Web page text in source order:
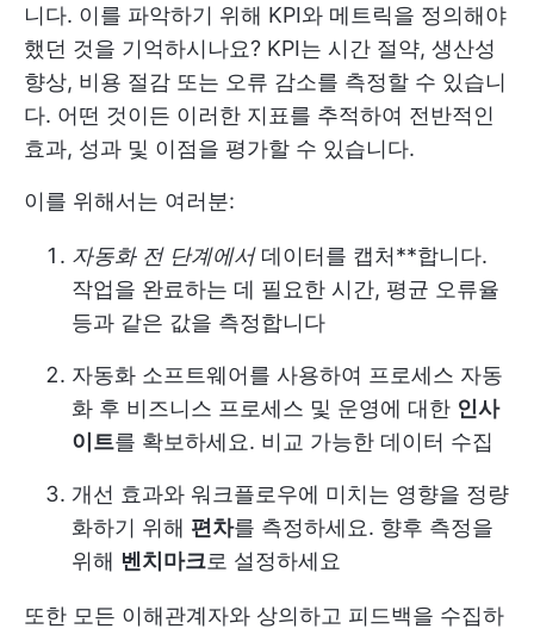
니다. 이를 파악하기 위해 KPI와 메트릭을 정의해야
했던 것을 기억하시나요? KPI는 시간 절약, 생산성
향상, 비용 절감 또는 오류 감소를 측정할 수 있습니
다. 어떤 것이든 이러한 지표를 추적하여 전반적인
효과, 성과 및 이점을 평가할 수 있습니다.
이를 위해서는 여러분:
자동화 전 단계에서 데이터를 캡처**합니다.
작업을 완료하는 데 필요한 시간, 평균 오류율
등과 같은 값을 측정합니다
자동화 소프트웨어를 사용하여 프로세스 자동
화 후 비즈니스 프로세스 및 운영에 대한 인사
이트를 확보하세요. 비교 가능한 데이터 수집
개선 효과와 워크플로우에 미치는 영향을 정량
화하기 위해 편차를 측정하세요. 향후 측정을
위해 벤치마크로 설정하세요
또한 모든 이해관계자와 상의하고 피드백을 수집하